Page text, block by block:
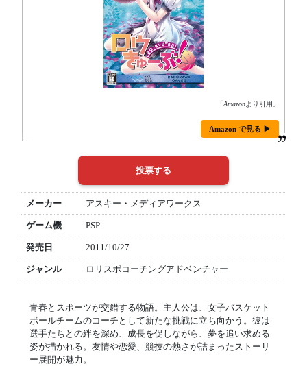
「Amazonより引用」
Amazon で見る ▶
メーカー アスキー・メディアワークス
ゲーム機 PSP
発売日 2011/10/27
ジャンル ロリスポコーチングアドベンチャー
青春とスポーツが交錯する物語。主人公は、女子バスケット
ボールチームのコーチとして新たな挑戦に立ち向かう。彼は
選手たちとの絆を深め、成長を促しながら、夢を追い求める
姿が描かれる。友情や恋愛、競技の熱さが詰まったストーリ
ー展開が魅力。